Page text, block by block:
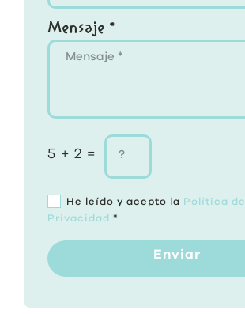
Mensaje *
5 + 2 =
He leído y acepto la Política de
Privacidad *
Enviar